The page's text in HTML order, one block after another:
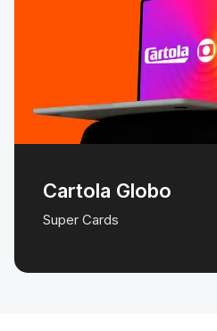
Cartola Globo
Super Cards